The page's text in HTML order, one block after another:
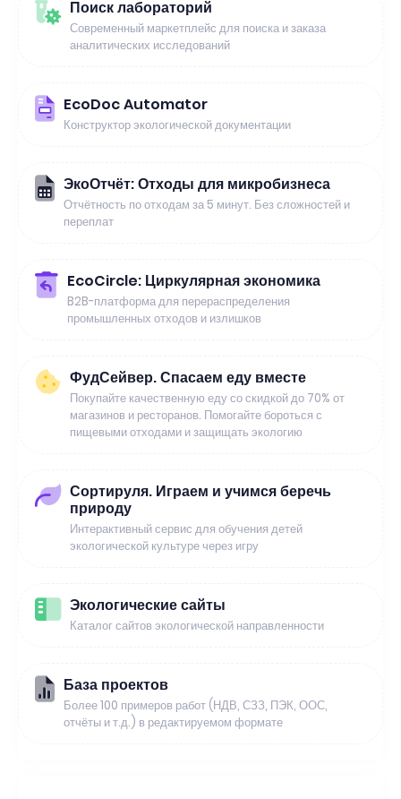
Поиск лабораторий
Современный маркетплейс для поиска и заказа
аналитических исследований
EcoDoc Automator
Конструктор экологической документации
ЭкоОтчёт: Отходы для микробизнеса
Отчётность по отходам за 5 минут. Без сложностей и
переплат
EcoCircle: Циркулярная экономика
B2B-платформа для перераспределения
промышленных отходов и излишков
ФудСейвер. Спасаем еду вместе
Покупайте качественную еду со скидкой до 70% от
магазинов и ресторанов. Помогайте бороться с
пищевыми отходами и защищать экологию
Сортируля. Играем и учимся беречь
природу
Интерактивный сервис для обучения детей
экологической культуре через игру
Экологические сайты
Каталог сайтов экологической направленности
База проектов
Более 100 примеров работ (НДВ, СЗЗ, ПЭК, ООС,
отчёты и т.д.) в редактируемом формате